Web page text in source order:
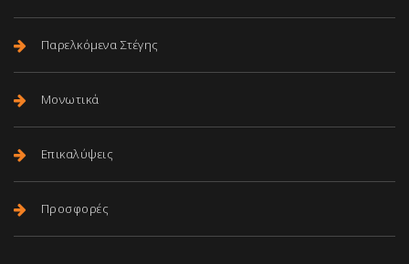
Παρελκόμενα Στέγης
Μονωτικά
Επικαλύψεις
Προσφορές